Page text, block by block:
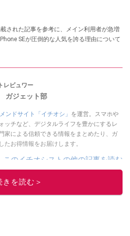
された記事を参考に、メイン利用者が急増
SEが圧倒的な人気を誇る理由について
レビュワー
ガジェット部
ンドサイト「イチオシ」 を運営。スマホや
ッチなど、デジタルライフを豊かにするレ
家による信頼できる情報をまとめたり、ガ
たお得情報をお届けします。
このイチオシストの他の記事を読む
きを読む＞